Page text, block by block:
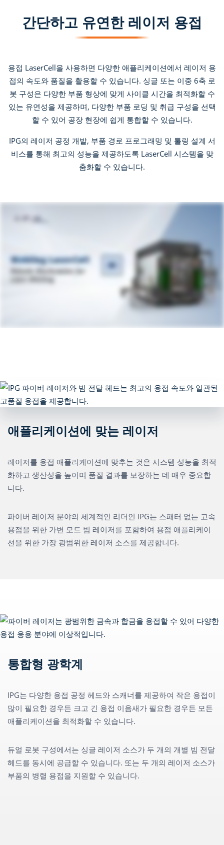
간단하고 유연한 레이저 용접
용접 LaserCell을 사용하면 다양한 애플리케이션에서 레이저 용
접의 속도와 품질을 활용할 수 있습니다. 싱글 또는 이중 6축 로
봇 구성은 다양한 부품 형상에 맞게 사이클 시간을 최적화할 수
있는 유연성을 제공하며, 다양한 부품 로딩 및 취급 구성을 선택
할 수 있어 공장 현장에 쉽게 통합할 수 있습니다.
IPG의 레이저 공정 개발, 부품 경로 프로그래밍 및 툴링 설계 서
비스를 통해 최고의 성능을 제공하도록 LaserCell 시스템을 맞
춤화할 수 있습니다.
애플리케이션에 맞는 레이저
레이저를 용접 애플리케이션에 맞추는 것은 시스템 성능을 최적
화하고 생산성을 높이며 품질 결과를 보장하는 데 매우 중요합
니다.
파이버 레이저 분야의 세계적인 리더인 IPG는 스패터 없는 고속
용접을 위한 가변 모드 빔 레이저를 포함하여 용접 애플리케이
션을 위한 가장 광범위한 레이저 소스를 제공합니다.
통합형 광학계
IPG는 다양한 용접 공정 헤드와 스캐너를 제공하여 작은 용접이
많이 필요한 경우든 크고 긴 용접 이음새가 필요한 경우든 모든
애플리케이션을 최적화할 수 있습니다.
듀얼 로봇 구성에서는 싱글 레이저 소스가 두 개의 개별 빔 전달
헤드를 동시에 공급할 수 있습니다. 또는 두 개의 레이저 소스가
부품의 병렬 용접을 지원할 수 있습니다.